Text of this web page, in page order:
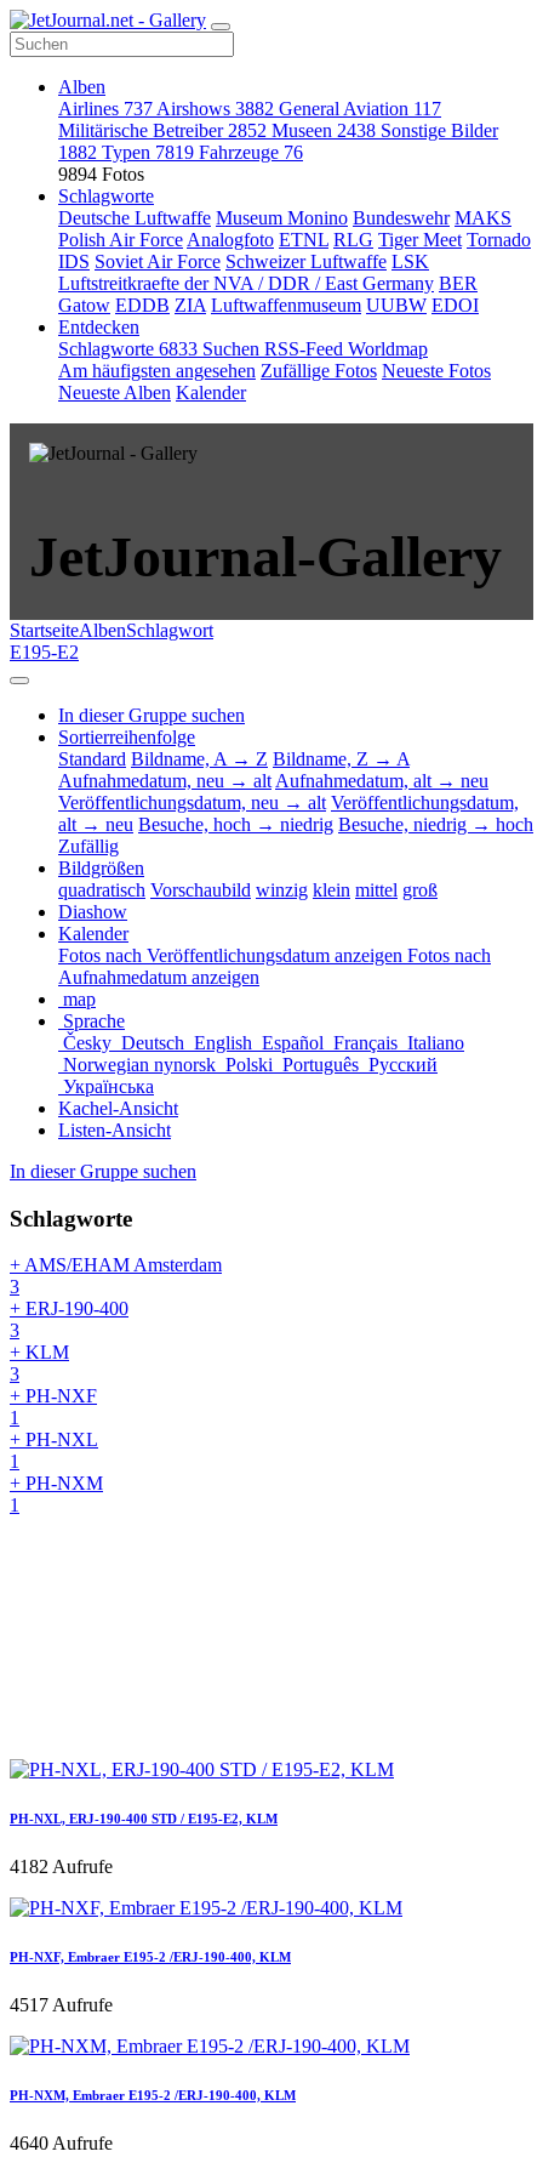
Alben
Airlines 737 Airshows 3882 General Aviation 117
Militärische Betreiber 2852 Museen 2438 Sonstige Bilder
1882 Typen 7819 Fahrzeuge 76
9894 Fotos
Schlagworte
Deutsche Luftwaffe Museum Monino Bundeswehr MAKS
Polish Air Force Analogfoto ETNL RLG Tiger Meet Tornado
IDS Soviet Air Force Schweizer Luftwaffe LSK
Luftstreitkraefte der NVA / DDR / East Germany BER
Gatow EDDB ZIA Luftwaffenmuseum UUBW EDOI
Entdecken
Schlagworte 6833 Suchen RSS-Feed Worldmap
Am häufigsten angesehen Zufällige Fotos Neueste Fotos
Neueste Alben Kalender
JetJournal-Gallery
StartseiteAlbenSchlagwort
E195-E2
In dieser Gruppe suchen
Sortierreihenfolge
Standard Bildname, A → Z Bildname, Z → A
Aufnahmedatum, neu → alt Aufnahmedatum, alt → neu
Veröffentlichungsdatum, neu → alt Veröffentlichungsdatum,
alt → neu Besuche, hoch → niedrig Besuche, niedrig → hoch
Zufällig
Bildgrößen
quadratisch Vorschaubild winzig klein mittel groß
Diashow
Kalender
Fotos nach Veröffentlichungsdatum anzeigen Fotos nach
Aufnahmedatum anzeigen
map
Sprache
Česky Deutsch English Español Français Italiano
Norwegian nynorsk Polski Português Русский
Українська
Kachel-Ansicht
Listen-Ansicht
In dieser Gruppe suchen
Schlagworte
+ AMS/EHAM Amsterdam
3
+ ERJ-190-400
3
+ KLM
3
+ PH-NXF
1
+ PH-NXL
1
+ PH-NXM
1
PH-NXL, ERJ-190-400 STD / E195-E2, KLM
4182 Aufrufe
PH-NXF, Embraer E195-2 /ERJ-190-400, KLM
4517 Aufrufe
PH-NXM, Embraer E195-2 /ERJ-190-400, KLM
4640 Aufrufe